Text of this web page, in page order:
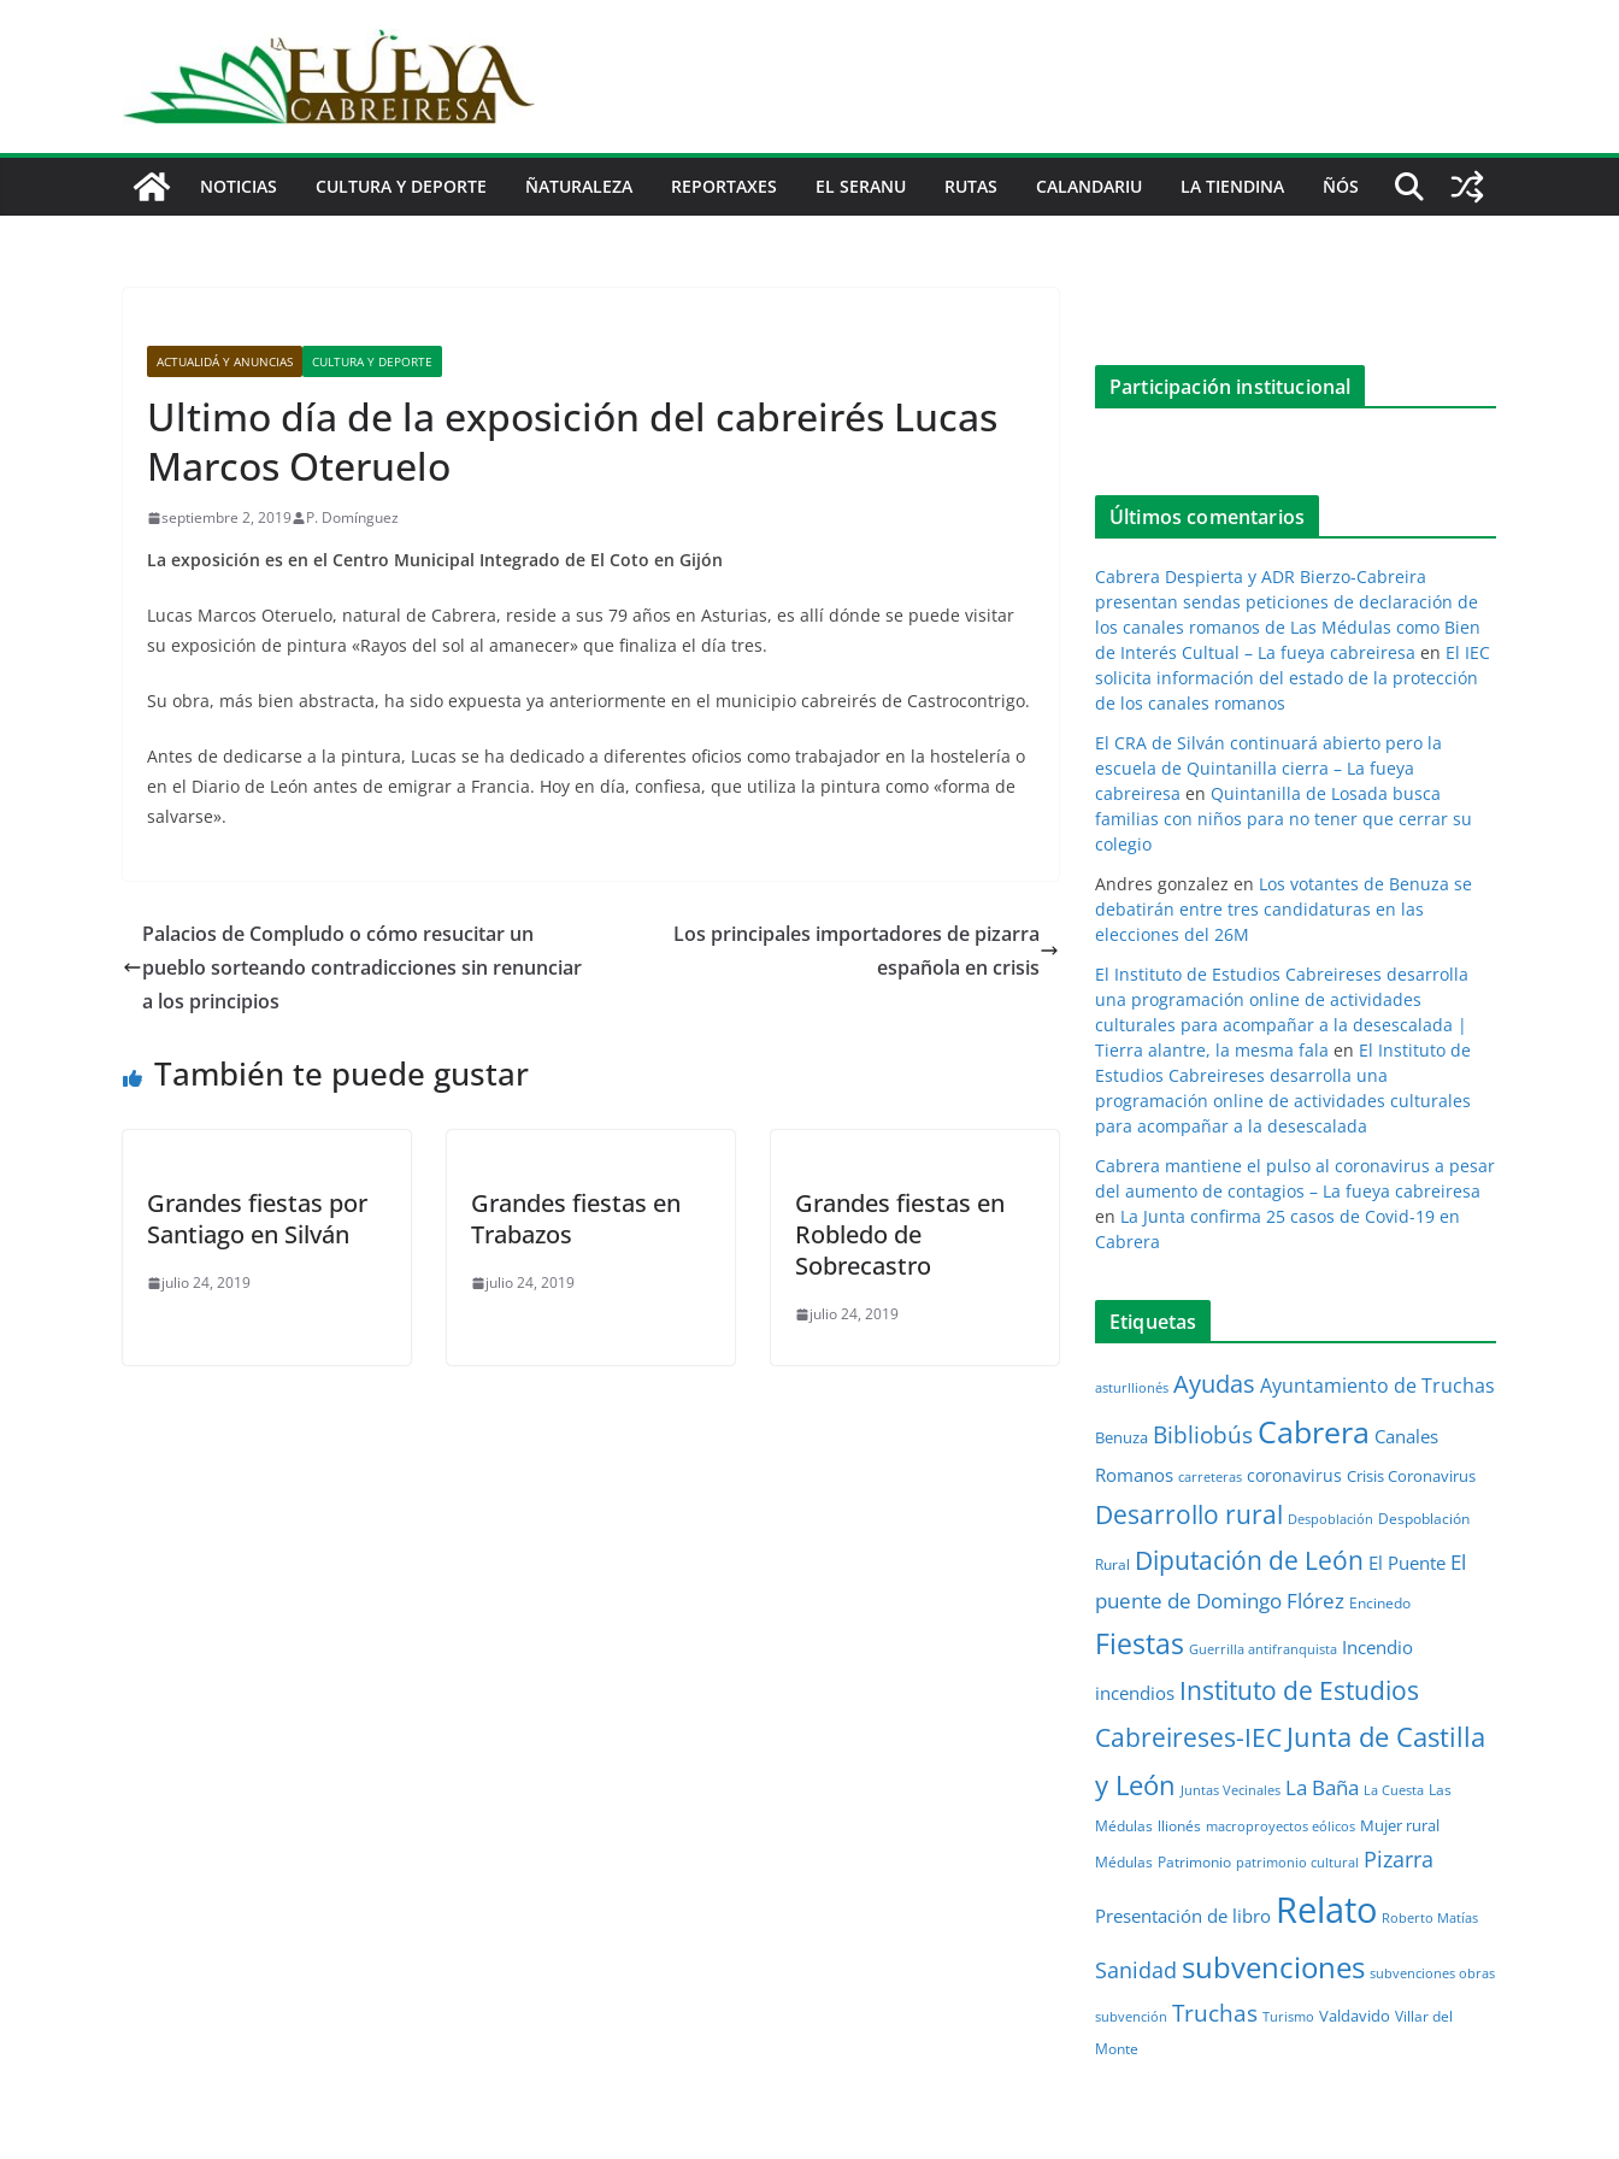
NOTICIAS CULTURA Y DEPORTE ÑATURALEZA REPORTAXES EL SERANU RUTAS CALANDARIU LA TIENDINA ÑÓS
ACTUALIDÁ Y ANUNCIAS CULTURA Y DEPORTE
Ultimo día de la exposición del cabreirés Lucas
Marcos Oteruelo
septiembre 2, 2019 P. Domínguez
La exposición es en el Centro Municipal Integrado de El Coto en Gijón
Lucas Marcos Oteruelo, natural de Cabrera, reside a sus 79 años en Asturias, es allí dónde se puede visitar
su exposición de pintura «Rayos del sol al amanecer» que finaliza el día tres.
Su obra, más bien abstracta, ha sido expuesta ya anteriormente en el municipio cabreirés de Castrocontrigo.
Antes de dedicarse a la pintura, Lucas se ha dedicado a diferentes oficios como trabajador en la hostelería o
en el Diario de León antes de emigrar a Francia. Hoy en día, confiesa, que utiliza la pintura como «forma de
salvarse».
Palacios de Compludo o cómo resucitar un
pueblo sorteando contradicciones sin renunciar
a los principios
Los principales importadores de pizarra
española en crisis
También te puede gustar
Grandes fiestas por
Santiago en Silván
julio 24, 2019
Grandes fiestas en
Trabazos
julio 24, 2019
Grandes fiestas en
Robledo de
Sobrecastro
julio 24, 2019
Participación institucional
Últimos comentarios
Cabrera Despierta y ADR Bierzo-Cabreira
presentan sendas peticiones de declaración de
los canales romanos de Las Médulas como Bien
de Interés Cultual – La fueya cabreiresa en El IEC
solicita información del estado de la protección
de los canales romanos
El CRA de Silván continuará abierto pero la
escuela de Quintanilla cierra – La fueya
cabreiresa en Quintanilla de Losada busca
familias con niños para no tener que cerrar su
colegio
Andres gonzalez en Los votantes de Benuza se
debatirán entre tres candidaturas en las
elecciones del 26M
El Instituto de Estudios Cabreireses desarrolla
una programación online de actividades
culturales para acompañar a la desescalada |
Tierra alantre, la mesma fala en El Instituto de
Estudios Cabreireses desarrolla una
programación online de actividades culturales
para acompañar a la desescalada
Cabrera mantiene el pulso al coronavirus a pesar
del aumento de contagios – La fueya cabreiresa
en La Junta confirma 25 casos de Covid-19 en
Cabrera
Etiquetas
asturllionés Ayudas Ayuntamiento de Truchas
Benuza BibliobúsCabrera Canales
Romanos carreteras coronavirus Crisis Coronavirus
Desarrollo rural Despoblación Despoblación
Rural Diputación de León El Puente El
puente de Domingo Flórez Encinedo
Fiestas Guerrilla antifranquista Incendio
incendios Instituto de Estudios
Cabreireses-IEC Junta de Castilla
y León Juntas Vecinales La Baña La Cuesta Las
Médulas llionés macroproyectos eólicos Mujer rural
Médulas Patrimonio patrimonio cultural Pizarra
Presentación de libro Relato Roberto Matías
Sanidad subvenciones subvenciones obras
subvención Truchas Turismo Valdavido Villar del
Monte